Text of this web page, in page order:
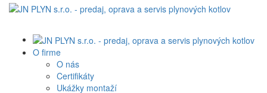
O firme
O nás
Certifikáty
Ukážky montaží